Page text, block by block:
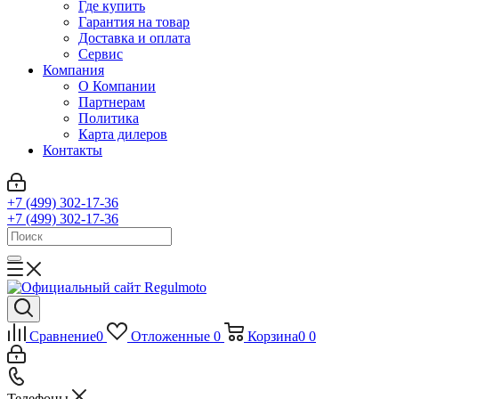
Где купить
Гарантия на товар
Доставка и оплата
Сервис
Компания
О Компании
Партнерам
Политика
Карта дилеров
Контакты
+7 (499) 302-17-36
+7 (499) 302-17-36
Сравнение0 Отложенные 0 Корзина0 0